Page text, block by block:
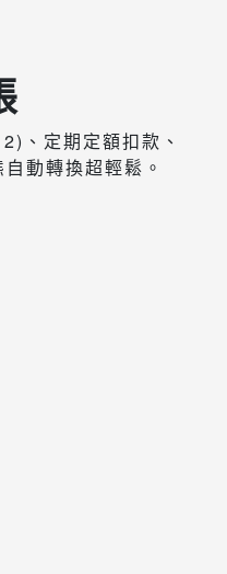
、定期定額扣款、
動轉換超輕鬆。